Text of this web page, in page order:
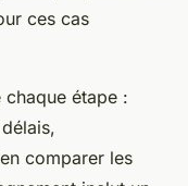
ces cas
étape :
comparer les